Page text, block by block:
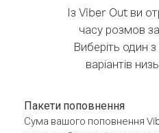
Із Viber Out ви
часу розмов
Виберіть один
варіантів
Пакети поповнення
Сума вашого поповнення